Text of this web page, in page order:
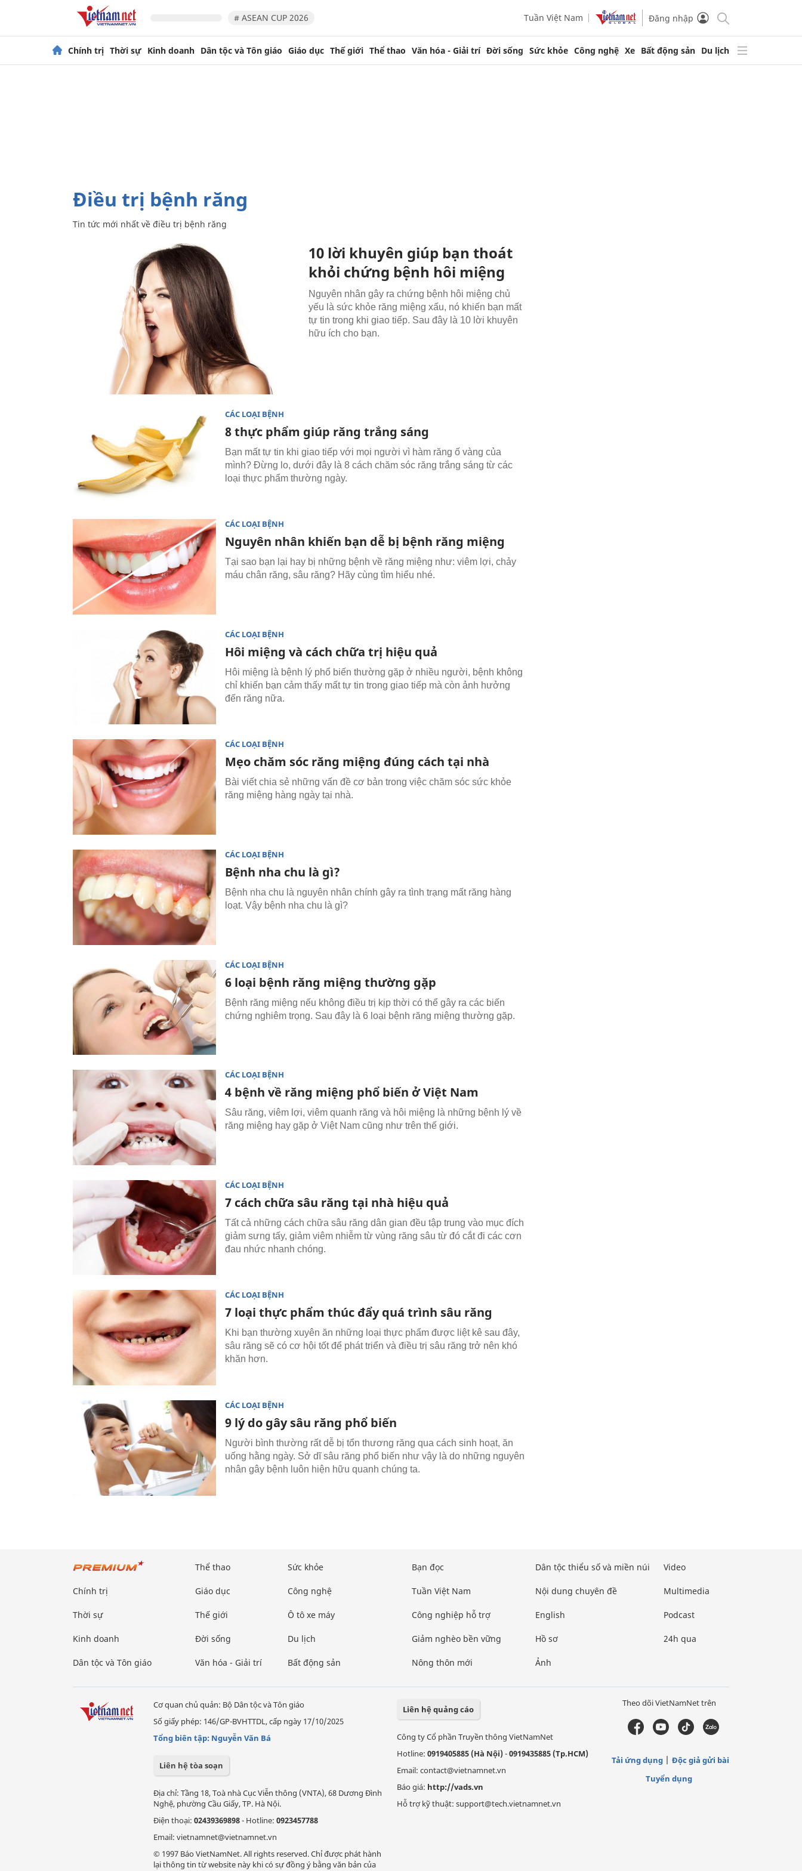
# ASEAN CUP 2026 Tuần Việt Nam Đăng nhập
Chính trị Thời sự Kinh doanh Dân tộc và Tôn giáo Giáo dục Thế giới Thể thao Văn hóa - Giải trí Đời sống Sức khỏe Công nghệ Xe Bất động sản Du lịch
điều trị bệnh răng
Tin tức mới nhất về điều trị bệnh răng
10 lời khuyên giúp bạn thoát
khỏi chứng bệnh hôi miệng
Nguyên nhân gây ra chứng bệnh hôi miệng chủ
yếu là sức khỏe răng miệng xấu, nó khiến bạn mất
tự tin trong khi giao tiếp. Sau đây là 10 lời khuyên
hữu ích cho bạn.
CÁC LOẠI BỆNH
8 thực phẩm giúp răng trắng sáng
Bạn mất tự tin khi giao tiếp với mọi người vì hàm răng ố vàng của
mình? Đừng lo, dưới đây là 8 cách chăm sóc răng trắng sáng từ các
loại thực phẩm thường ngày.
CÁC LOẠI BỆNH
Nguyên nhân khiến bạn dễ bị bệnh răng miệng
Tại sao bạn lại hay bị những bệnh về răng miệng như: viêm lợi, chảy
máu chân răng, sâu răng? Hãy cùng tìm hiểu nhé.
CÁC LOẠI BỆNH
Hôi miệng và cách chữa trị hiệu quả
Hôi miệng là bệnh lý phổ biến thường gặp ở nhiều người, bệnh không
chỉ khiến bạn cảm thấy mất tự tin trong giao tiếp mà còn ảnh hưởng
đến răng nữa.
CÁC LOẠI BỆNH
Mẹo chăm sóc răng miệng đúng cách tại nhà
Bài viết chia sẻ những vấn đề cơ bản trong việc chăm sóc sức khỏe
răng miệng hàng ngày tại nhà.
CÁC LOẠI BỆNH
Bệnh nha chu là gì?
Bệnh nha chu là nguyên nhân chính gây ra tình trạng mất răng hàng
loạt. Vậy bệnh nha chu là gì?
CÁC LOẠI BỆNH
6 loại bệnh răng miệng thường gặp
Bệnh răng miệng nếu không điều trị kịp thời có thể gây ra các biến
chứng nghiêm trọng. Sau đây là 6 loại bệnh răng miệng thường gặp.
CÁC LOẠI BỆNH
4 bệnh về răng miệng phổ biến ở Việt Nam
Sâu răng, viêm lợi, viêm quanh răng và hôi miệng là những bệnh lý về
răng miệng hay gặp ở Việt Nam cũng như trên thế giới.
CÁC LOẠI BỆNH
7 cách chữa sâu răng tại nhà hiệu quả
Tất cả những cách chữa sâu răng dân gian đều tập trung vào mục đích
giảm sưng tấy, giảm viêm nhiễm từ vùng răng sâu từ đó cắt đi các cơn
đau nhức nhanh chóng.
CÁC LOẠI BỆNH
7 loại thực phẩm thúc đẩy quá trình sâu răng
Khi bạn thường xuyên ăn những loại thực phẩm được liệt kê sau đây,
sâu răng sẽ có cơ hội tốt để phát triển và điều trị sâu răng trở nên khó
khăn hơn.
CÁC LOẠI BỆNH
9 lý do gây sâu răng phổ biến
Người bình thường rất dễ bị tổn thương răng qua cách sinh hoạt, ăn
uống hằng ngày. Sở dĩ sâu răng phổ biến như vậy là do những nguyên
nhân gây bệnh luôn hiện hữu quanh chúng ta.
Chính trị
Thời sự
Kinh doanh
Dân tộc và Tôn giáo
Thể thao
Giáo dục
Thế giới
Đời sống
Văn hóa - Giải trí
Sức khỏe
Công nghệ
Ô tô xe máy
Du lịch
Bất động sản
Bạn đọc
Tuần Việt Nam
Công nghiệp hỗ trợ
Giảm nghèo bền vững
Nông thôn mới
Dân tộc thiểu số và miền núi
Nội dung chuyên đề
English
Hồ sơ
Ảnh
Video
Multimedia
Podcast
24h qua
Cơ quan chủ quản: Bộ Dân tộc và Tôn giáo
Số giấy phép: 146/GP-BVHTTDL, cấp ngày 17/10/2025
Tổng biên tập: Nguyễn Văn Bá
Liên hệ tòa soạn
Địa chỉ: Tầng 18, Toà nhà Cục Viễn thông (VNTA), 68 Dương Đình
Nghệ, phường Cầu Giấy, TP. Hà Nội.
Điện thoại: 02439369898- Hotline: 0923457788
Email: vietnamnet@vietnamnet.vn
© 1997 Báo VietNamNet. All rights reserved. Chỉ được phát hành
lại thông tin từ website này khi có sự đồng ý bằng văn bản của
Liên hệ quảng cáo
Công ty Cổ phần Truyền thông VietNamNet
Hotline: 0919405885 (Hà Nội)-0919435885 (Tp.HCM)
Email: contact@vietnamnet.vn
Báo giá: http://vads.vn
Hỗ trợ kỹ thuật: support@tech.vietnamnet.vn
Theo dõi VietNamNet trên
Tải ứng dụng
Độc giả gửi bài
Tuyển dụng